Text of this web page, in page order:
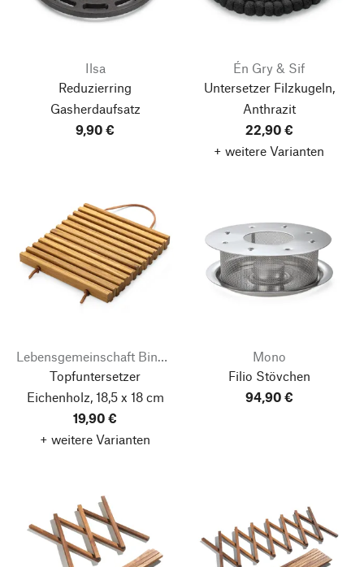
Ilsa
Reduzierring
Gasherdaufsatz
9,90 €
Én Gry & Sif
Untersetzer Filzkugeln,
Anthrazit
22,90 €
+ weitere Varianten
Lebensgemeinschaft Bingenheim
Topfuntersetzer
Eichenholz, 18,5 x 18 cm
19,90 €
+ weitere Varianten
Mono
Filio Stövchen
94,90 €